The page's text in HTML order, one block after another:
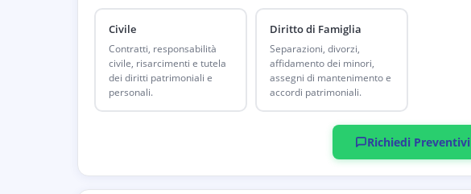
Civile
Contratti, responsabilità
civile, risarcimenti e tutela
dei diritti patrimoniali e
personali.
Diritto di Famiglia
Separazioni, divorzi,
affidamento dei minori,
assegni di mantenimento e
accordi patrimoniali.
Richiedi Preventivi